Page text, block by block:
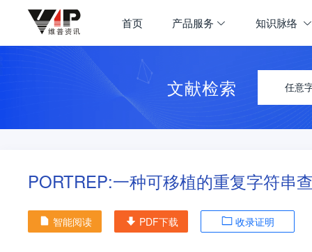
首页 产品服务 知识脉络
文献检索 任意
PORTREP:一种可移植的重复字符串
智能阅读 PDF下载 收录证明